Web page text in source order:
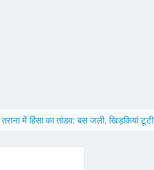
में हिंसा का तांडव: बस जली, खिड़कियां टूटी